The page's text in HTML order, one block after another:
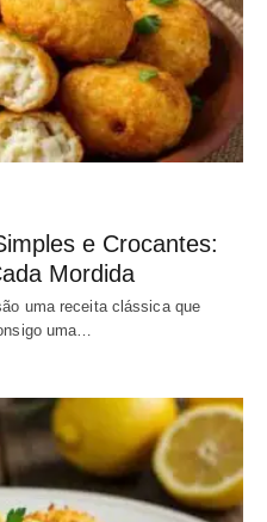
e Crocantes:
Mordida
uma receita clássica que
uma…